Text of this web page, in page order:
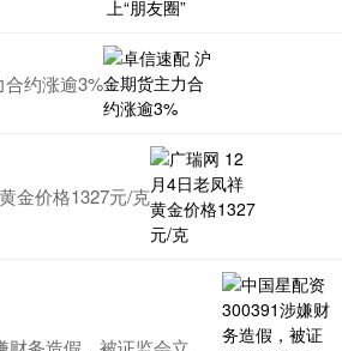
约涨逾3%
金价格1327元/克